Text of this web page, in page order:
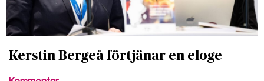
Kerstin Bergeå förtjänar en eloge